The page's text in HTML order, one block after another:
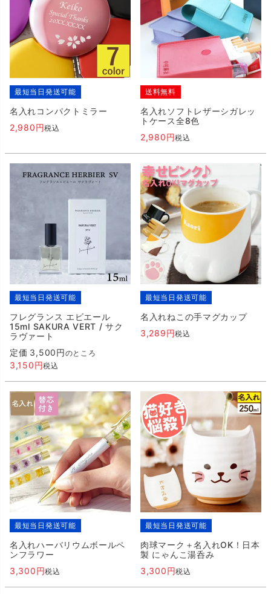
最短当日発送可能
名入れコンパクトミラー
2,980
税込
送料無料
名入れソフトレザーシガレッ
トケース全8色
2,980
税込
最短当日発送可能
フレグランス エビエール
15ml SAKURA VERT / サク
ラヴァート
定価 3,500 のところ
3,150 税込
最短当日発送可能
名入れねこの手マグカップ
3,289
税込
最短当日発送可能
名入れハーバリウムボールペ
ンフラワー
3,300
税込
最短当日発送可能
肉球マーク＋名入れOK！日本
製 にゃんこ湯呑み
3,300
税込